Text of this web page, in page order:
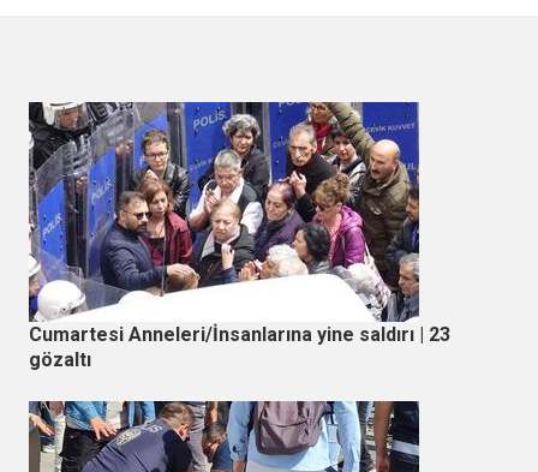
Cumartesi Anneleri/İnsanlarına yine saldırı | 23
gözaltı